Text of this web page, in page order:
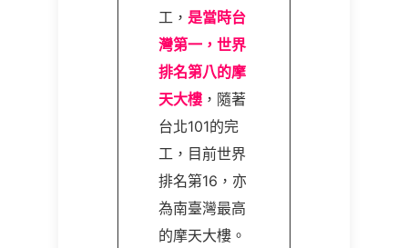
工， 是當時台
灣第一，世界
排名第八的摩
天大樓 ，隨著
台北101的完
工，目前世界
排名第16，亦
為南臺灣最高
的摩天大樓。